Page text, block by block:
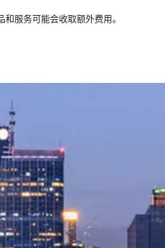
服务可能会收取额外费用。